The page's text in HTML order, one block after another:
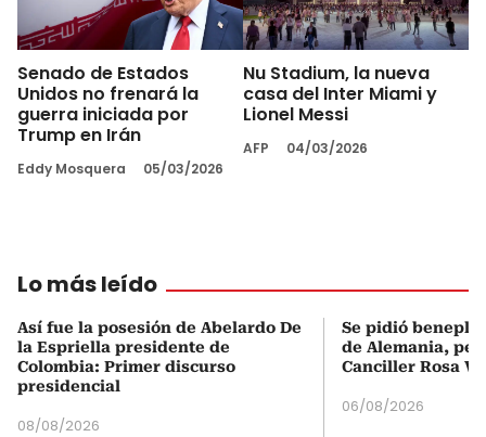
Senado de Estados
Unidos no frenará la
guerra iniciada por
Trump en Irán
Eddy Mosquera 05/03/2026
Nu Stadium, la nueva
casa del Inter Miami y
Lionel Messi
AFP 04/03/2026
Lo más leído
Así fue la posesión de Abelardo De
la Espriella presidente de
Colombia: Primer discurso
presidencial
08/08/2026
Se pidió
de Alemania,
Canciller Rosa
06/08/2026